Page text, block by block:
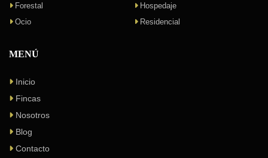
Forestal
Hospedaje
Ocio
Residencial
MENÚ
Inicio
Fincas
Nosotros
Blog
Contacto